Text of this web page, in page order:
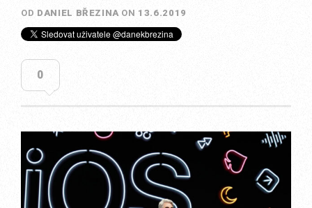
OD DANIEL BŘEZINA ON 13.6.2019
0